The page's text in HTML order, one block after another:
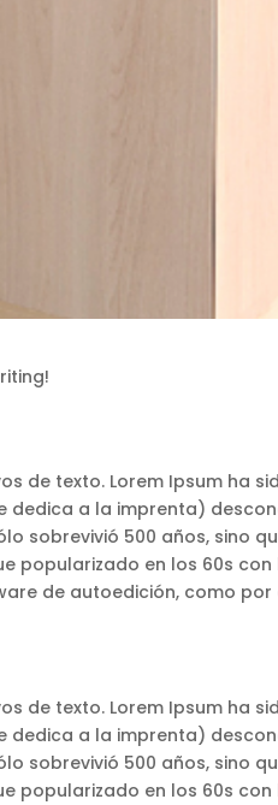
de texto. Lorem Ipsum ha
dedica a la imprenta)
sobrevivió 500 años, sino
en los 60s
de autoedición, como por
de texto. Lorem Ipsum ha
dedica a la imprenta)
sobrevivió 500 años, sino
en los 60s